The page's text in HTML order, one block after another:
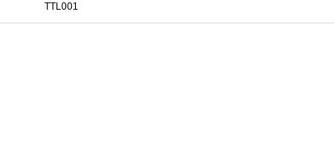
TTL001